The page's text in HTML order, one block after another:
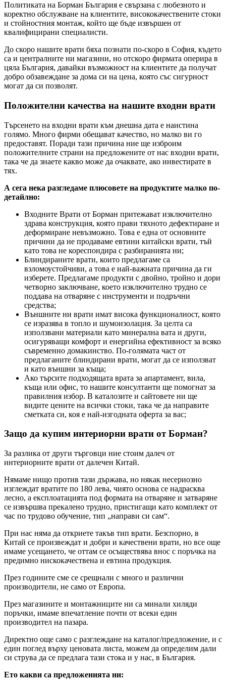
Политиката на Борман България е свързана с любезното и
коректно обслужване на клиентите, висококачествените стоки
и стойностния монтаж, който ще бъде извършен от
квалифицирани специалисти.
До скоро нашите врати бяха познати по-скоро в София, където
са и централните ни магазини, но отскоро фирмата оперира в
цяла България, давайки възможност на клиентите да получат
добро обзавеждане за дома си на цена, която със сигурност
могат да си позволят.
Положителни качества на нашите входни врати
Търсенето на входни врати към днешна дата е наистина
голямо. Много фирми обещават качество, но малко ви го
предоставят. Поради тази причина ние ще изброим
положителните страни на предложените от нас входни врати,
така че да знаете какво може да очаквате, ако инвестирате в
тях.
А сега нека разгледаме плюсовете на продуктите малко по-
детайлно:
Входните Врати от Борман притежават изключително
здрава конструкция, която прави тяхното дефектиране и
деформиране невъзможно. Това е една от основните
причини да не продаваме евтини китайски врати, тъй
като това не кореспондира с разбиранията ни;
Блиндираните врати, които предлагаме са
взломоустойчиви, а това е най-важната причина да ги
изберете. Предлагаме продукти с двойно, тройно и дори
четворно заключване, което изключително трудно се
поддава на отваряне с инструменти и подръчни
средства;
Външните ни врати имат висока функционалност, която
се изразява в топло и шумоизолация. За целта са
използвани материали като минерална вата и други,
осигуряващи комфорт и енергийна ефективност за всяко
съвременно домакинство. По-голямата част от
предлаганите блиндирани врати, могат да се използват
и като външни за къща;
Ако търсите подходящата врата за апартамент, вила,
къща или офис, то нашите консултанти ще помогнат за
правилния избор. В каталозите и сайтовете ни ще
видите цените на всички стоки, така че да направите
сметката си, коя е най-изгодната оферта за вас;
Защо да купим интериорни врати от Борман?
За разлика от други търговци ние стоим далеч от
интериорните врати от далечен Китай.
Нямаме нищо против тази държава, но някак несериозно
изглеждат вратите по 180 лева, чиято основа се надрасква
лесно, а експлоатацията под формата на отваряне и затваряне
се извършва прекалено трудно, пристигащи като комплект от
час по трудово обучение, тип „направи си сам“.
При нас няма да откриете такъв тип врати. Безспорно, в
Китай се произвеждат и добри и качествени врати, но все още
имаме усещането, че оттам се осъществява внос с поръчка на
предимно нискокачествена и евтина продукция.
През годините сме се срещнали с много и различни
производители, не само от Европа.
През магазините и монтажниците ни са минали хиляди
поръчки, имаме впечатление почти от всеки един
производител на пазара.
Директно още само с разглеждане на каталог/предложение, и с
един поглед върху ценовата листа, можем да определим дали
си струва да се предлага тази стока и у нас, в България.
Ето какви са предложенията ни: